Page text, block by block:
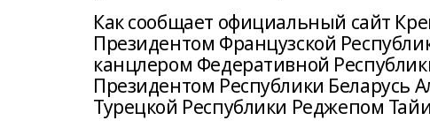
Как сообщает официальный сайт
Президентом Французской
канцлером Федеративной
Президентом Республики Беларусь
Турецкой Республики Реджепом